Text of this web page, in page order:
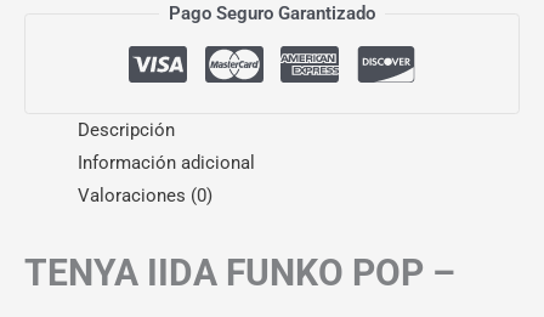
Pago Seguro Garantizado
Descripción
Información adicional
Valoraciones (0)
TENYA IIDA FUNKO POP –